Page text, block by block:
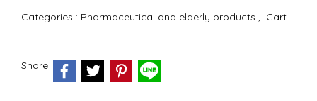
Categories : Pharmaceutical and elderly products , Cart
Share